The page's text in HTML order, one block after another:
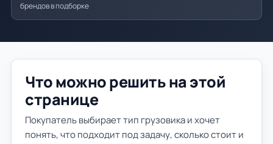
брендов в подборке
Что можно решить на этой
странице
Покупатель выбирает тип грузовика и хочет
понять, что подходит под задачу, сколько стоит и